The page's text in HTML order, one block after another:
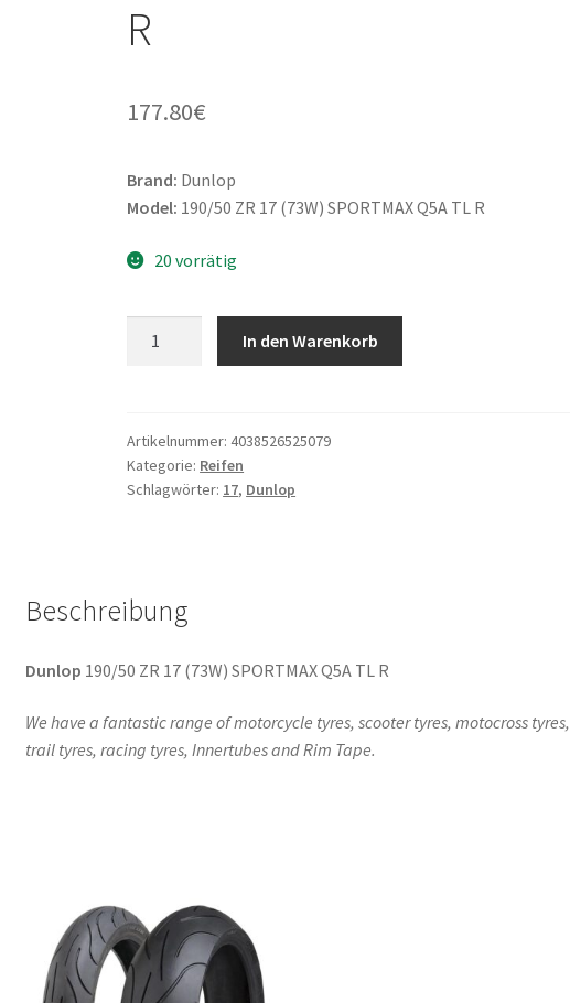
R
177.80€
Brand: Dunlop
Model: 190/50 ZR 17 (73W) SPORTMAX Q5A TL R
20 vorrätig
(73W)
SPORTMAX
Q5A
In den Warenkorb
Artikelnummer:4038526525079
Kategorie: Reifen
Schlagwörter: 17, Dunlop
Beschreibung
Dunlop 190/50 ZR 17 (73W) SPORTMAX Q5A TL R
We have a fantastic range of motorcycle tyres, scooter tyres, motocross tyres,
trail tyres, racing tyres, Innertubes and Rim Tape.